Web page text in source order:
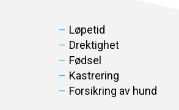
Løpetid
Drektighet
Fødsel
Kastrering
Forsikring av hund